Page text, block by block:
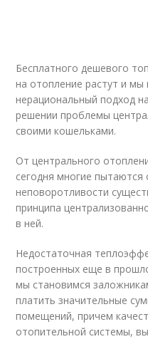
Бесплатного дешевого
на отопление растут и
нерациональный подход
решении проблемы
своими кошельками.
От центрального
сегодня многие пытаются
неповоротливости
принципа
в ней.
Недостаточная
построенных еще в
мы становимся
платить значительные
помещений, причем
отопительной системы,